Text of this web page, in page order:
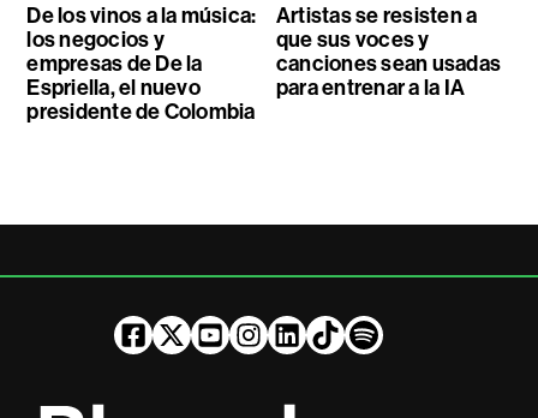
De los vinos a la música:
los negocios y
empresas de De la
Espriella, el nuevo
presidente de Colombia
Artistas se resisten a
que sus voces y
canciones sean usadas
para entrenar a la IA